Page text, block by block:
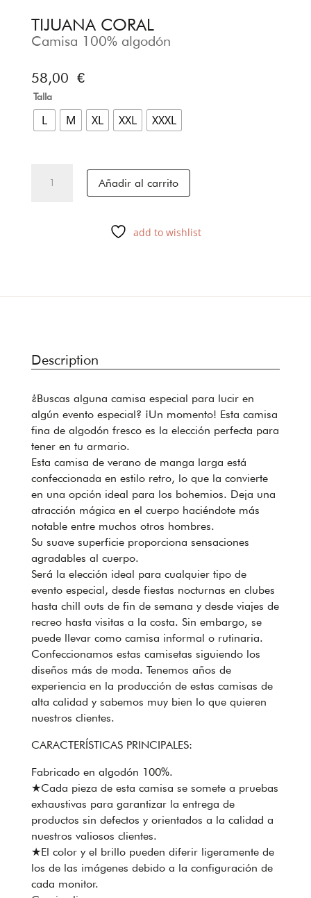
TIJUANA CORAL
Camisa 100% algodón
58,00 €
Talla
L M XL XXL XXXL
CORAL
Añadir al carrito
add to wishlist
Description
¿Buscas alguna camisa especial para lucir en
algún evento especial? ¡Un momento! Esta camisa
fina de algodón fresco es la elección perfecta para
tener en tu armario.
Esta camisa de verano de manga larga está
confeccionada en estilo retro, lo que la convierte
en una opción ideal para los bohemios. Deja una
atracción mágica en el cuerpo haciéndote más
notable entre muchos otros hombres.
Su suave superficie proporciona sensaciones
agradables al cuerpo.
Será la elección ideal para cualquier tipo de
evento especial, desde fiestas nocturnas en clubes
hasta chill outs de fin de semana y desde viajes de
recreo hasta visitas a la costa. Sin embargo, se
puede llevar como camisa informal o rutinaria.
Confeccionamos estas camisetas siguiendo los
diseños más de moda. Tenemos años de
experiencia en la producción de estas camisas de
alta calidad y sabemos muy bien lo que quieren
nuestros clientes.
CARACTERÍSTICAS PRINCIPALES:
Fabricado en algodón 100%.
★Cada pieza de esta camisa se somete a pruebas
exhaustivas para garantizar la entrega de
productos sin defectos y orientados a la calidad a
nuestros valiosos clientes.
★El color y el brillo pueden diferir ligeramente de
los de las imágenes debido a la configuración de
cada monitor.